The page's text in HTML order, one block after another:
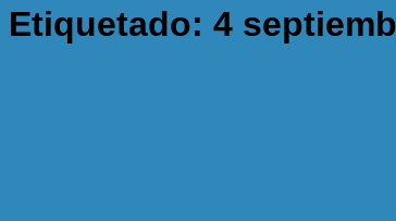
Etiquetado: 4